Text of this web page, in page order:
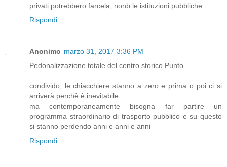
privati potrebbero farcela, nonb le istituzioni pubbliche
Rispondi
Anonimo marzo 31, 2017 3:36 PM
Pedonalizzazione totale del centro storico.Punto.
condivido, le chiacchiere stanno a zero e prima o poi ci si
arriverà perchè è inevitabile.
ma contemporaneamente bisogna far partire un
programma straordinario di trasporto pubblico e su questo
si stanno perdendo anni e anni e anni
Rispondi